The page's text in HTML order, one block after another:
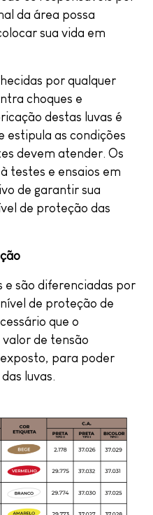
da área possa
sua vida em
por qualquer
choques e
destas luvas é
estipula as condições
devem atender. Os
testes e ensaios em
de garantir sua
de proteção das
e são diferenciadas por
de proteção de
que o
de tensão
para poder
luvas.